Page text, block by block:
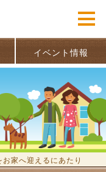
イベント情報
お家へ迎えるにあたり